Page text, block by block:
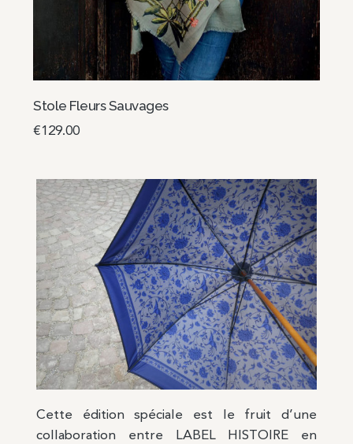
Stole Fleurs Sauvages
€129.00
Cette édition spéciale est le fruit d’une
collaboration entre LABEL HISTOIRE en